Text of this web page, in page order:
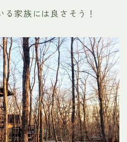
家族には良さそう！